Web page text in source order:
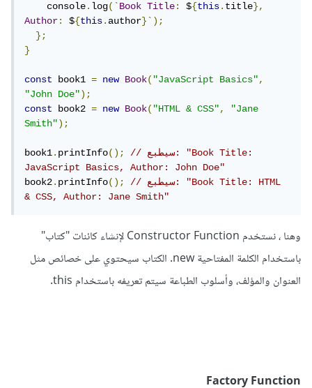
    console
.log(`Book Title: ${this.title},
Author: ${this.author}`);
};
}
const book1 = new Book("JavaScript Basics",
"John Doe");
const
book2 = new Book("HTML & CSS",
"Jane
Smith");
book1.printInfo();
// سيطبع: "Book Title:
JavaScript Basics, Author: John Doe"
book2.printInfo();
// سيطبع: "Book Title: HTML
& CSS, Author: Jane Smith"
وهنا ، نستخدم Constructor Function لإنشاء كائنات "كتاب"
باستخدام الكلمة المفتاحية new. الكتاب سيحتوي على خصائص مثل
العنوان والمؤلف، وأسلوب الطباعة سيتم تعريفه باستخدام this.
Factory Function